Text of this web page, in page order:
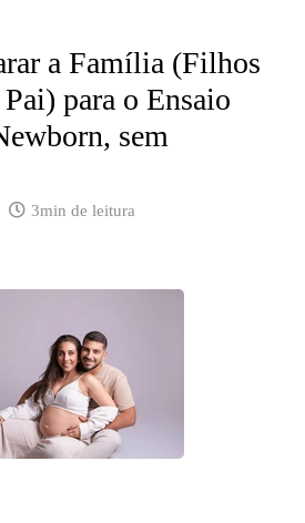
a Família (Filhos
para o Ensaio
sem
3min de leitura